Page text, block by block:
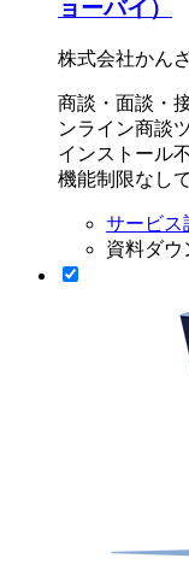
ョーバイ）
株式会社かん
商談・面談・
ンライン商談
インストール
機能制限なし
サービス
資料ダウ